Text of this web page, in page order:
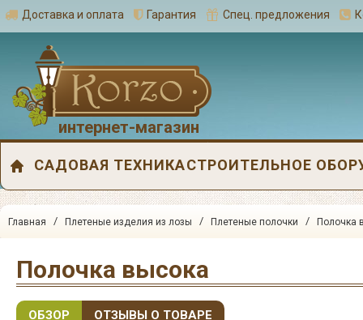
Доставка и оплата Гарантия Спец. предложения
интернет-магазин
САДОВАЯ ТЕХНИКАСТРОИТЕЛЬНОЕ
Главная / Плетеные изделия из лозы / Плетеные полочки / Полочка
Полочка высока
ОБЗОР ОТЗЫВЫ О ТОВАРЕ